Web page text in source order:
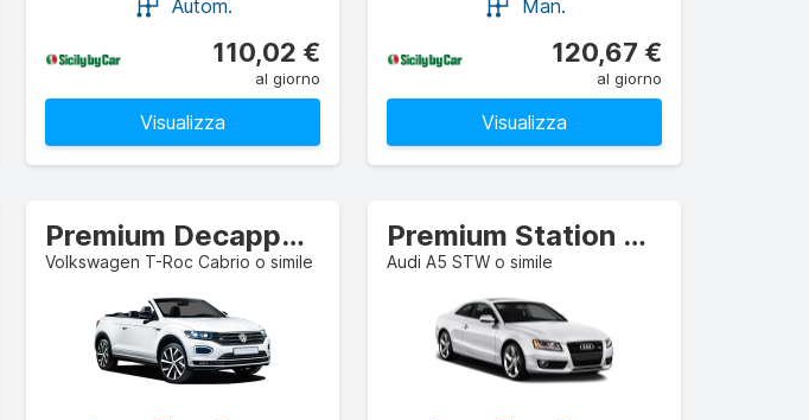
Autom.
110,02 €
al giorno
Visualizza
Man.
120,67 €
al giorno
Visualizza
Premium Decappottabile
Volkswagen T-Roc Cabrio o simile
Premium Station wagon
Audi A5 STW o simile